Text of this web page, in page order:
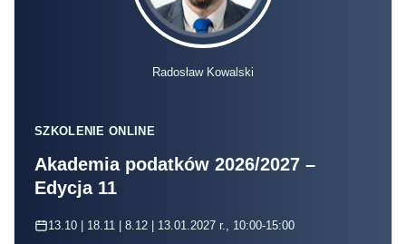
Radosław Kowalski
SZKOLENIE ONLINE
Akademia podatków 2026/2027 –
Edycja 11
13.10 | 18.11 | 8.12 | 13.01.2027 r., 10:00-15:00